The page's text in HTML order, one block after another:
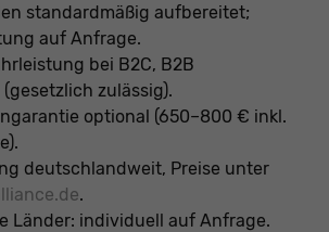
standardmäßig aufbereitet;
auf Anfrage.
bei B2C, B2B
zulässig).
optional (650–800 € inkl.
deutschlandweit, Preise unter
.
Länder: individuell auf Anfrage.